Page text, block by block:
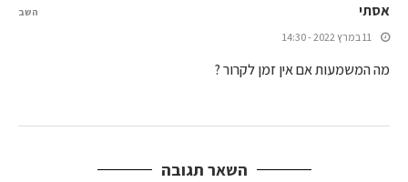
אסתי
11 במרץ 2022 - 14:30
מה המשמעות אם אין זמן לקרור ?
השב
השאר תגובה